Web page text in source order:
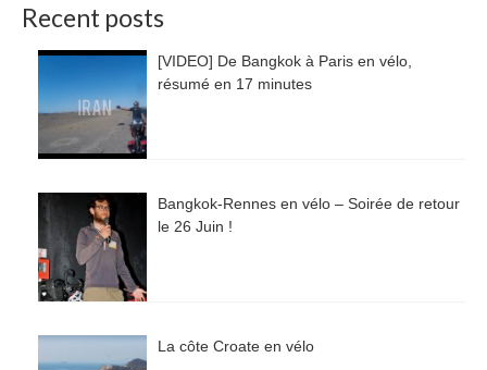
Recent posts
[VIDEO] De Bangkok à Paris en vélo,
résumé en 17 minutes
Bangkok-Rennes en vélo – Soirée de retour
le 26 Juin !
La côte Croate en vélo